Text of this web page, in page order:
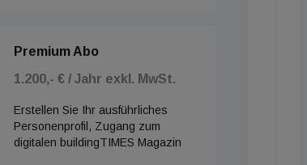
Premium Abo
1.200,- € / Jahr exkl. MwSt.
Erstellen Sie Ihr ausführliches
Personenprofil, Zugang zum
digitalen buildingTIMES Magazin